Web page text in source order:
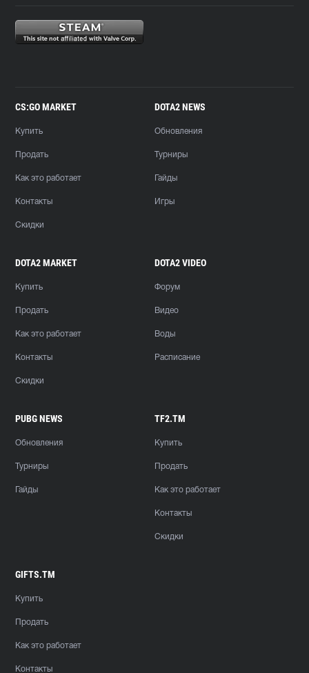
CS:GO MARKET
Купить
Продать
Как это работает
Контакты
Скидки
DOTA2 NEWS
Обновления
Турниры
Гайды
Игры
DOTA2 MARKET
Купить
Продать
Как это работает
Контакты
Скидки
DOTA2 VIDEO
Форум
Видео
Воды
Расписание
PUBG NEWS
Обновления
Турниры
Гайды
TF2.TM
Купить
Продать
Как это работает
Контакты
Скидки
GIFTS.TM
Купить
Продать
Как это работает
Контакты